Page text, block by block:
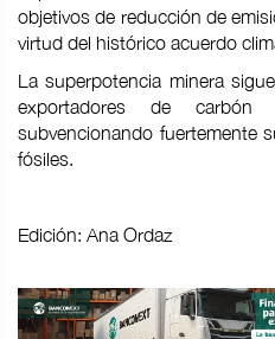
objetivos de reducción de
virtud del histórico acuerdo
La superpotencia minera
exportadores de
subvencionando fuertemente
fósiles.
Edición: Ana Ordaz